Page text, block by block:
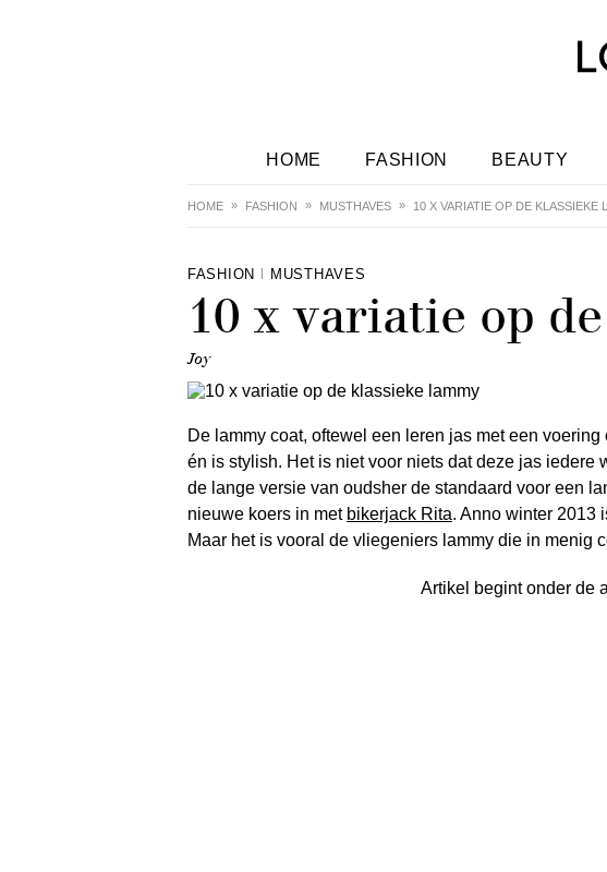
HOME FASHION BEAUTY
HOME FASHION MUSTHAVES 10 X VARIATIE OP DE KLASSIEKE
FASHION MUSTHAVES
10 x variatie op
Joy
De lammy coat, oftewel een leren jas met een
én is stylish. Het is niet voor niets dat deze jas iedere
de lange versie van oudsher de standaard voor een
nieuwe koers in met bikerjack Rita. Anno winter 2013
Maar het is vooral de vliegeniers lammy die in menig
Artikel begint onder de